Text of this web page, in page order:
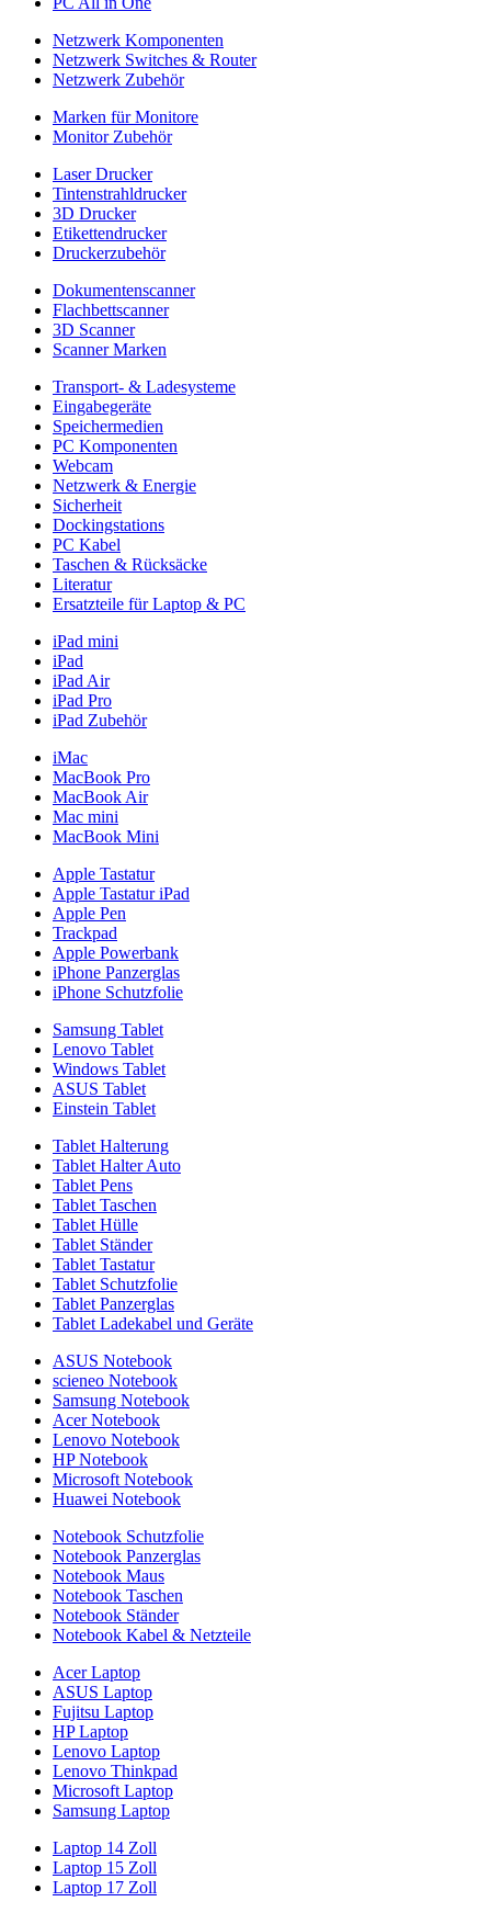
Netzwerk Komponenten
Netzwerk Switches & Router
Netzwerk Zubehör
Marken für Monitore
Monitor Zubehör
Laser Drucker
Tintenstrahldrucker
3D Drucker
Etikettendrucker
Druckerzubehör
Dokumentenscanner
Flachbettscanner
3D Scanner
Scanner Marken
Transport- & Ladesysteme
Eingabegeräte
Speichermedien
PC Komponenten
Webcam
Netzwerk & Energie
Sicherheit
Dockingstations
PC Kabel
Taschen & Rücksäcke
Literatur
Ersatzteile für Laptop & PC
iPad mini
iPad
iPad Air
iPad Pro
iPad Zubehör
iMac
MacBook Pro
MacBook Air
Mac mini
MacBook Mini
Apple Tastatur
Apple Tastatur iPad
Apple Pen
Trackpad
Apple Powerbank
iPhone Panzerglas
iPhone Schutzfolie
Samsung Tablet
Lenovo Tablet
Windows Tablet
ASUS Tablet
Einstein Tablet
Tablet Halterung
Tablet Halter Auto
Tablet Pens
Tablet Taschen
Tablet Hülle
Tablet Ständer
Tablet Tastatur
Tablet Schutzfolie
Tablet Panzerglas
Tablet Ladekabel und Geräte
ASUS Notebook
scieneo Notebook
Samsung Notebook
Acer Notebook
Lenovo Notebook
HP Notebook
Microsoft Notebook
Huawei Notebook
Notebook Schutzfolie
Notebook Panzerglas
Notebook Maus
Notebook Taschen
Notebook Ständer
Notebook Kabel & Netzteile
Acer Laptop
ASUS Laptop
Fujitsu Laptop
HP Laptop
Lenovo Laptop
Lenovo Thinkpad
Microsoft Laptop
Samsung Laptop
Laptop 14 Zoll
Laptop 15 Zoll
Laptop 17 Zoll